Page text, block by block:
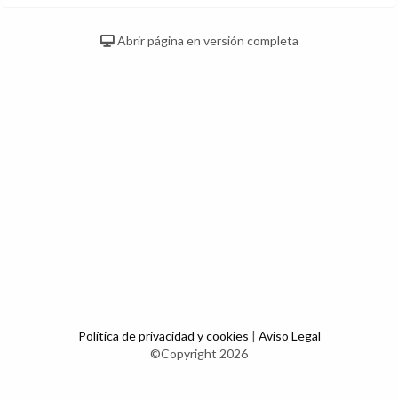
Abrir página en versión completa
Política de privacidad y cookies | Aviso Legal
©Copyright 2026